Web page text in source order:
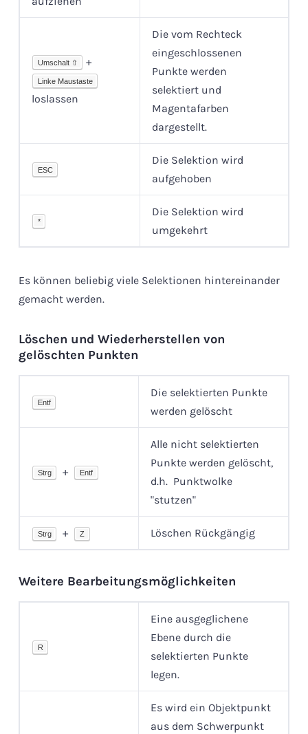
Umschalt ⇧ +
Linke Maustaste
loslassen
Die vom Rechteck
eingeschlossenen
Punkte werden
selektiert und
Magentafarben
dargestellt.
ESC
Die Selektion wird
aufgehoben
*
Die Selektion wird
umgekehrt
Es können beliebig viele Selektionen hintereinander
gemacht werden.
Löschen und Wiederherstellen von
gelöschten Punkten
Entf
Die selektierten Punkte
werden gelöscht
Strg + Entf
Alle nicht selektierten
Punkte werden gelöscht,
d.h. Punktwolke
"stutzen"
Strg + Z Löschen Rückgängig
Weitere Bearbeitungsmöglichkeiten
R
Eine ausgeglichene
Ebene durch die
selektierten Punkte
legen.
Es wird ein Objektpunkt
aus dem Schwerpunkt